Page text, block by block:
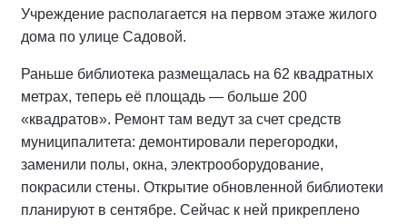
Учреждение располагается на первом этаже жилого
дома по улице Садовой.
Раньше библиотека размещалась на 62 квадратных
метрах, теперь её площадь — больше 200
«квадратов». Ремонт там ведут за счет средств
муниципалитета: демонтировали перегородки,
заменили полы, окна, электрооборудование,
покрасили стены. Открытие обновленной библиотеки
планируют в сентябре. Сейчас к ней прикреплено